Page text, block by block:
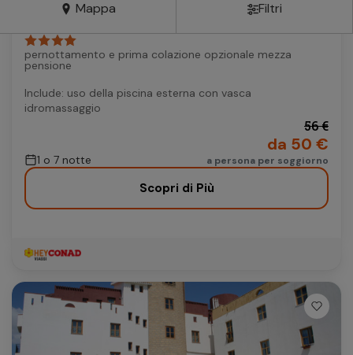
Parcheggio
Autonoleggio
Parcheggio
Mappa Filtri
Realmonte (AG) - Sicilia - Italia
pernottamento e prima colazione opzionale mezza
pensione
Include: uso della piscina esterna con vasca
idromassaggio
1 o 7 notte
56 €
da 50 €
a persona per soggiorno
Scopri di Più